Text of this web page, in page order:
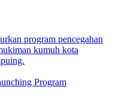
Program